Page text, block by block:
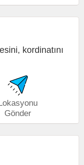
kordinatını
Gönder